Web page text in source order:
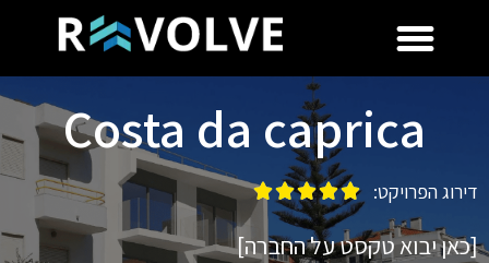
Costa da caprica
דירוג הפרויקט: 




[כאן יבוא טקסט על החברה]